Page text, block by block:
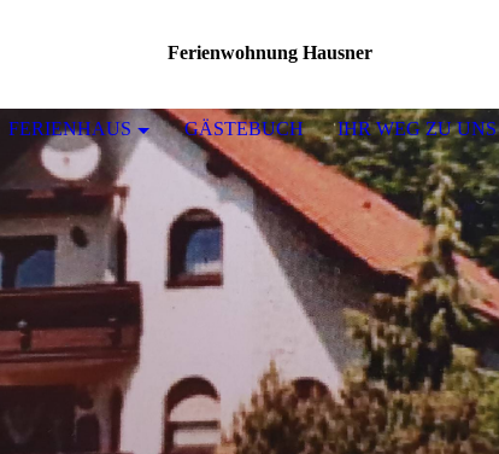
Ferienwohnung Hausner
FERIENHAUS GÄSTEBUCH IHR WEG ZU UNS